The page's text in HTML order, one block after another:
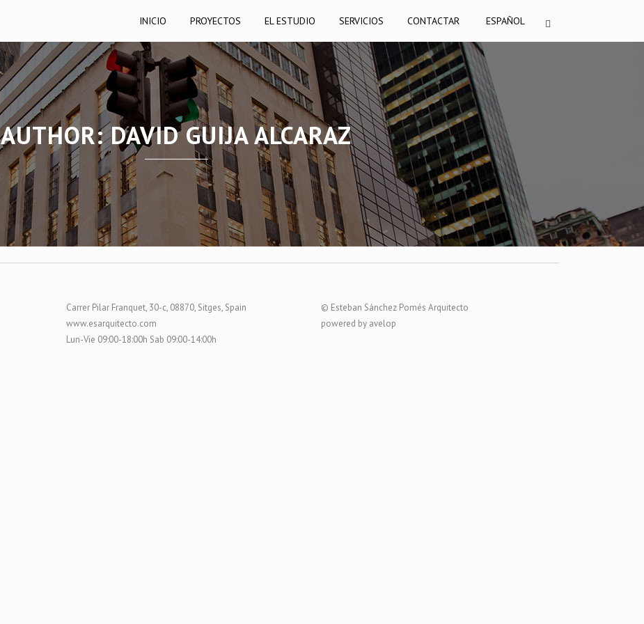
INICIO PROYECTOS EL ESTUDIO SERVICIOS CONTACTAR ESPAÑOL
AUTHOR: DAVID GUIJA ALCARAZ
Carrer Pilar Franquet, 30-c, 08870, Sitges, Spain
www.esarquitecto.com
Lun-Vie 09:00-18:00h Sab 09:00-14:00h
© Esteban Sánchez Pomés Arquitecto
powered by avelop